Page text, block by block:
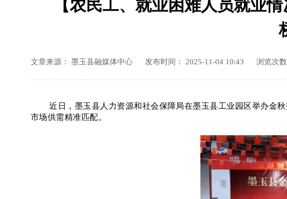
【农民工、就业困难人员就业
文章来源： 墨玉县融媒体中心 发布时间： 2025-11-04 10:43 浏览次数
近日，墨玉县人力资源和社会保障局在墨玉县工业园区举办金
市场供需精准匹配。